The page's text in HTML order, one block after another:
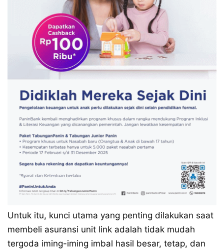
Untuk itu, kunci utama yang penting dilakukan saat
membeli asuransi unit link adalah tidak mudah
tergoda iming-iming imbal hasil besar, tetap, dan